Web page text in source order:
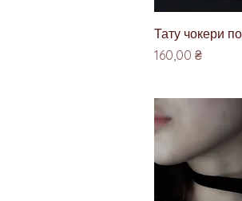
Швидкий
Тату чокери
Ціна
160,00 ₴